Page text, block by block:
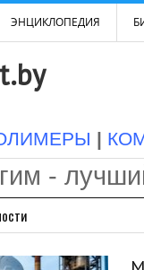
ЭНЦИКЛОПЕДИЯ
|
-